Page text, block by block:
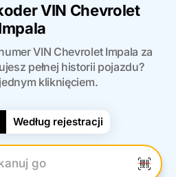
VIN Chevrolet
VIN Chevrolet Impala za
pełnej historii pojazdu?
kliknięciem.
Według rejestracji